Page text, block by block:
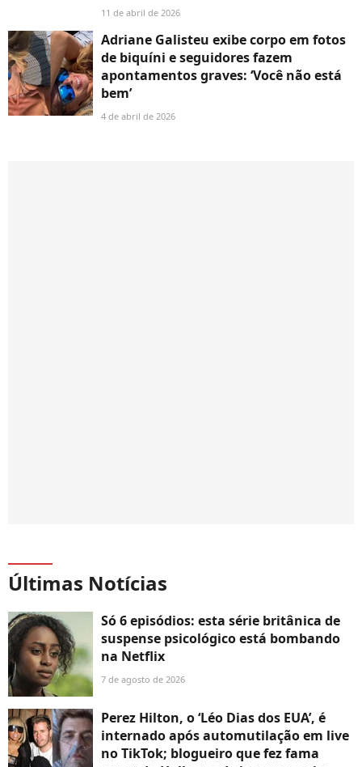
11 de abril de 2026
Adriane Galisteu exibe corpo em fotos
de biquíni e seguidores fazem
apontamentos graves: ‘Você não está
bem’
4 de abril de 2026
Últimas Notícias
Só 6 episódios: esta série britânica de
suspense psicológico está bombando
na Netflix
7 de agosto de 2026
Perez Hilton, o ‘Léo Dias dos EUA’, é
internado após automutilação em live
no TikTok; blogueiro que fez fama